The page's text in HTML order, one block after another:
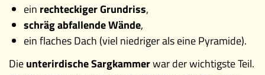
ein rechteckiger Grundriss,
schräg abfallende Wände,
ein flaches Dach (viel niedriger als eine Pyramide).
Dieunterirdische Sargkammerwar der wichtigste Teil.